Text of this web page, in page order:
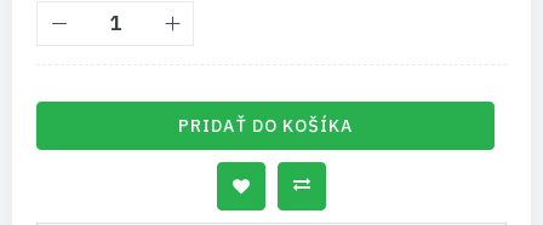
PRIDAŤ DO KOŠÍKA